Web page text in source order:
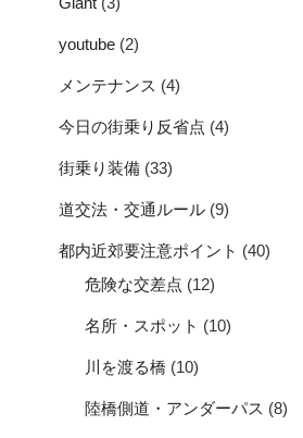
youtube (2)
メンテナンス (4)
今日の街乗り反省点 (4)
街乗り装備 (33)
道交法・交通ルール (9)
都内近郊要注意ポイント (40)
危険な交差点 (12)
名所・スポット (10)
川を渡る橋 (10)
陸橋側道・アンダーパス (8)